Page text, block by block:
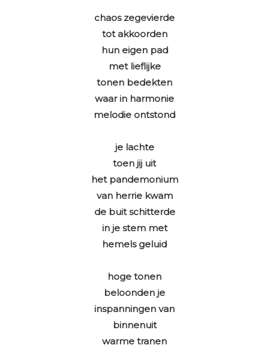
chaos zegevierde
tot akkoorden
hun eigen pad
met lieflijke
tonen bedekten
waar in harmonie
melodie ontstond
je lachte
toen jij uit
het pandemonium
van herrie kwam
de buit schitterde
in je stem met
hemels geluid
hoge tonen
beloonden je
inspanningen van
binnenuit
warme tranen